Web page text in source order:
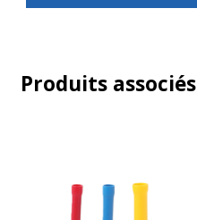
Produits associés